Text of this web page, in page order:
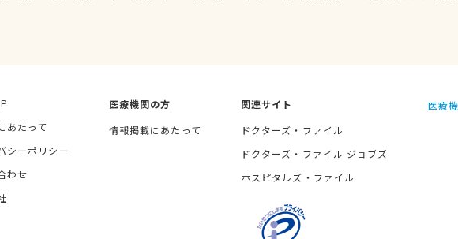
あたって
シーポリシー
わせ
医療機関の方
情報掲載にあたって
関連サイト
ドクターズ・ファイル
ドクターズ・ファイル ジョブズ
ホスピタルズ・ファイル
医療